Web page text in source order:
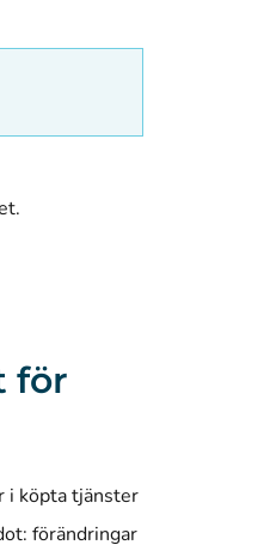
för
i köpta tjänster
förändringar